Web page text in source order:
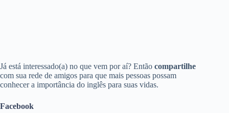
Já está interessado(a) no que vem por aí? Então compartilhe
com sua rede de amigos para que mais pessoas possam
conhecer a importância do inglês para suas vidas.
Facebook